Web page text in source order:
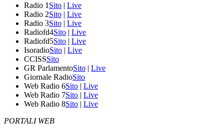
Radio 1 Sito | Live
Radio 2Sito | Live
Radio 3Sito | Live
Radiofd4Sito | Live
Radiofd5Sito | Live
IsoradioSito | Live
CCISSSito
GR ParlamentoSito | Live
Giornale RadioSito
Web Radio 6Sito | Live
Web Radio 7Sito | Live
Web Radio 8Sito | Live
PORTALI WEB